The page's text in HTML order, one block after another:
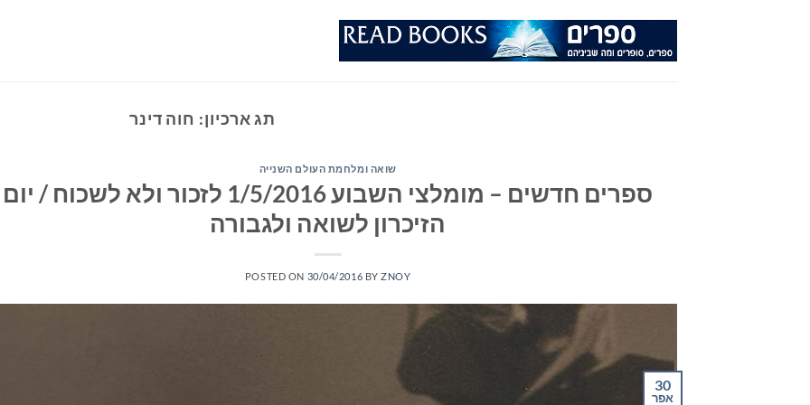
תג ארכיון: חוה דינר
שואה ומלחמת העולם השנייה
ספרים חדשים – מומלצי השבוע 1/5/2016 לזכור ולא לשכוח / יום
הזיכרון לשואה ולגבורה
POSTED ON 30/04/2016 BYZNOY
30
אפר